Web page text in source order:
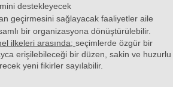
destekleyecek
geçirmesini sağlayacak faaliyetler aile
bir organizasyona dönüştürülebilir.
ilkeleri arasında; seçimlerde özgür bir
erişilebileceği bir düzen, sakin ve huzurlu
yeni fikirler sayılabilir.